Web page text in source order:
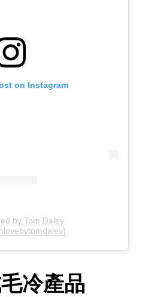
on Instagram
by Tom Daley
冷產品